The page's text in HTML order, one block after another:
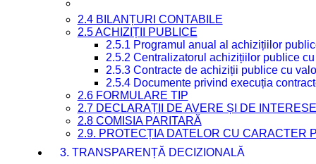
2.4 BILANȚURI CONTABILE
2.5 ACHIZIȚII PUBLICE
2.5.1 Programul anual al achizițiilor
2.5.2 Centralizatorul achizițiilor publice
2.5.3 Contracte de achiziții publice cu
2.5.4 Documente privind execuția
2.6 FORMULARE TIP
2.7 DECLARAȚII DE AVERE ȘI DE INTERESE
2.8 COMISIA PARITARĂ
2.9. PROTECȚIA DATELOR CU CARACTER
3. TRANSPARENȚĂ DECIZIONALĂ